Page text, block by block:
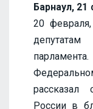
Барнаул,
20
России в